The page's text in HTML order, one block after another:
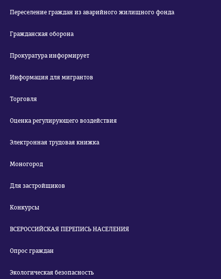
Переселение граждан из аварийного жилищного фонда
Гражданская оборона
Прокуратура информирует
Информация для мигрантов
Торговля
Оценка регулирующего воздействия
Электронная трудовая книжка
Моногород
Для застройщиков
Конкурсы
ВСЕРОССИЙСКАЯ ПЕРЕПИСЬ НАСЕЛЕНИЯ
Опрос граждан
Экологическая безопасность